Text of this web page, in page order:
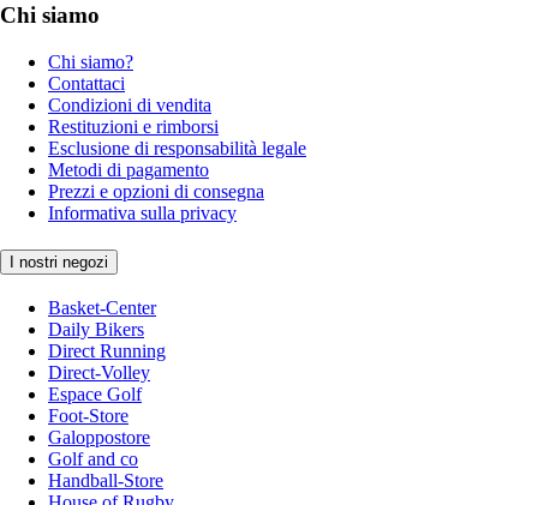
Chi siamo
Chi siamo?
Contattaci
Condizioni di vendita
Restituzioni e rimborsi
Esclusione di responsabilità legale
Metodi di pagamento
Prezzi e opzioni di consegna
Informativa sulla privacy
I nostri negozi
Basket-Center
Daily Bikers
Direct Running
Direct-Volley
Espace Golf
Foot-Store
Galoppostore
Golf and co
Handball-Store